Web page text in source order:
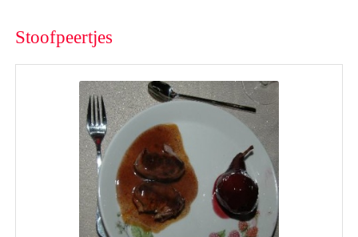
Stoofpeertjes